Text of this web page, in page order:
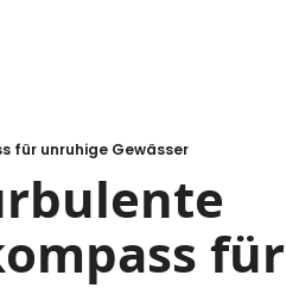
für unruhige Gewässer
für